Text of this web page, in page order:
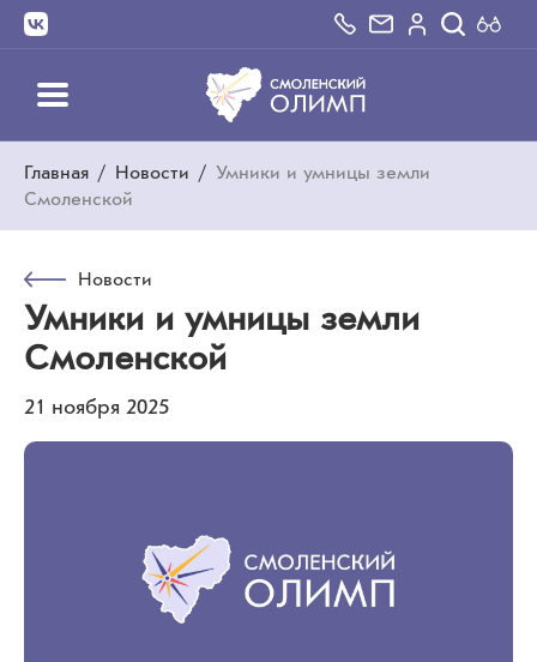
Главная / Новости / Умники и умницы земли
Смоленской
Новости
Умники и умницы земли
Смоленской
21 ноября 2025